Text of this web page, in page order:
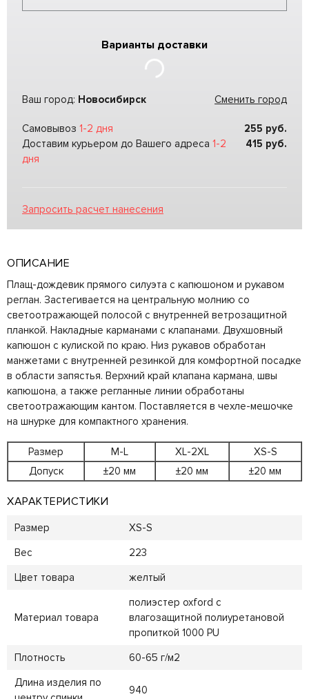
Варианты доставки
Ваш город: Новосибирск Сменить город
Самовывоз 1-2 дня 255 руб.
Доставим курьером до Вашего адреса 1-2
дня
415 руб.
Запросить расчет нанесения
ОПИСАНИЕ
Плащ-дождевик прямого силуэта с капюшоном и рукавом
реглан. Застегивается на центральную молнию со
светоотражающей полосой с внутренней ветрозащитной
планкой. Накладные карманами с клапанами. Двухшовный
капюшон с кулиской по краю. Низ рукавов обработан
манжетами с внутренней резинкой для комфортной посадке
в области запястья. Верхний край клапана кармана, швы
капюшона, а также регланные линии обработаны
светоотражающим кантом. Поставляется в чехле-мешочке
на шнурке для компактного хранения.
Размер M-L XL-2XL
XS-S
Допуск
±20 мм ±20 мм ±20 мм
ХАРАКТЕРИСТИКИ
Размер
XS-S
Вес
223
Цвет товара
желтый
Материал товара
полиэстер oxford с
влагозащитной полиуретановой
пропиткой 1000 PU
Плотность
60-65 г/м2
Длина изделия по
940